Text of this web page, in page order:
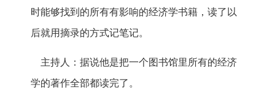
时能够找到的所有有影响的经济学书籍，读了以
后就用摘录的方式记笔记。
主持人：据说他是把一个图书馆里所有的经济
学的著作全部都读完了。